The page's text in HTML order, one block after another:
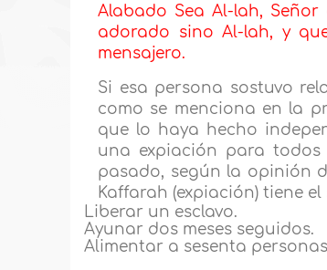
Alabado Sea Al-lah,
adorado sino Al-lah, y
mensajero.
Si esa persona sostuvo
como se menciona en la
que lo haya hecho
una expiación para
pasado, según la opinión
Kaffarah (expiación) tiene
Liberar un esclavo.
Ayunar dos meses seguidos.
Alimentar a sesenta